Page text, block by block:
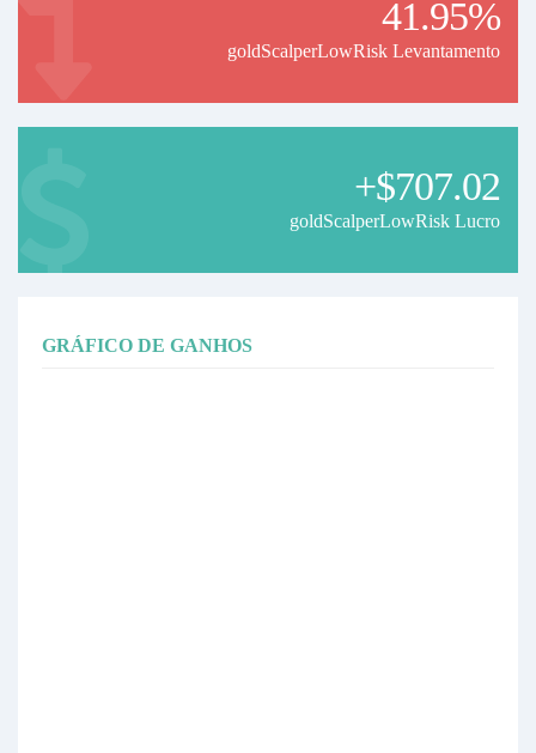
41.95%
goldScalperLowRisk Levantamento
+$707.02
goldScalperLowRisk Lucro
GRÁFICO DE GANHOS